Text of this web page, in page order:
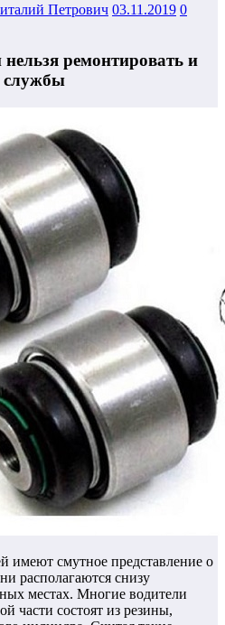
Петрович 03.11.2019 0
ремонтировать и
службы
имеют смутное представление о
располагаются снизу
местах. Многие водители
части состоят из резины,